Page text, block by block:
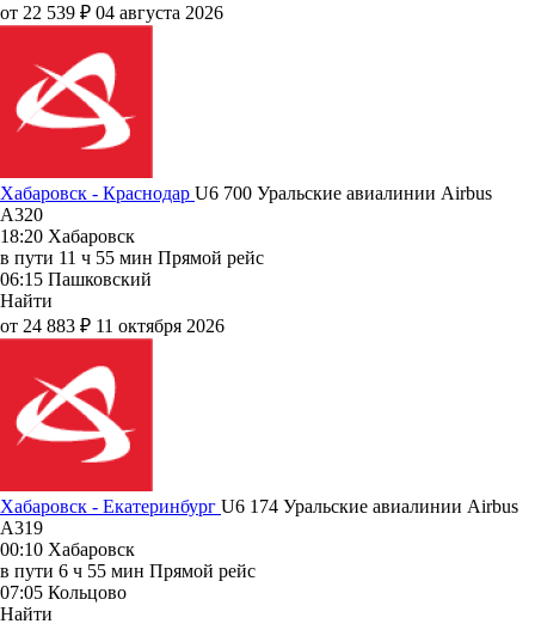
от 22 539 ₽ 04 августа 2026
Хабаровск - Краснодар U6 700 Уральские авиалинии Airbus
A320
18:20 Хабаровск
в пути 11 ч 55 мин Прямой рейс
06:15 Пашковский
Найти
от 24 883 ₽ 11 октября 2026
Хабаровск - Екатеринбург U6 174 Уральские авиалинии Airbus
A319
00:10 Хабаровск
в пути 6 ч 55 мин Прямой рейс
07:05 Кольцово
Найти